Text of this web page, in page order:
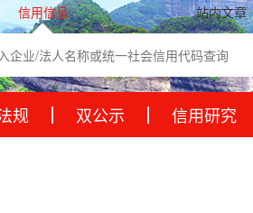
信用信息 站内文章
规 双公示 信用研究